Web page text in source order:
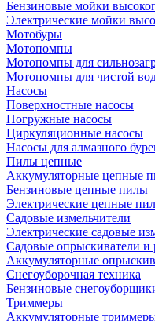
Бензиновые мойки
Электрические мойки
Мотобуры
Мотопомпы
Мотопомпы для
Мотопомпы для чистой
Насосы
Поверхностные насосы
Погружные насосы
Циркуляционные насосы
Насосы для алмазного
Пилы цепные
Аккумуляторные цепные
Бензиновые цепные пилы
Электрические цепные
Садовые измельчители
Электрические садовые
Садовые опрыскиватели и
Аккумуляторные
Снегоуборочная техника
Бензиновые
Триммеры
Аккумуляторные